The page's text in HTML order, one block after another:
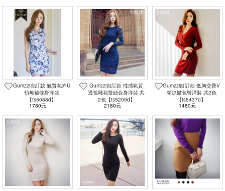
Gumzzi自訂款 氣質花卉U
領無袖修身洋裝
【ts5088d】
1780元
Gumzzi自訂款 性感氣質
透視雕花蕾絲合身洋裝 共
2色【ts5209d】
2180元
Gumzzi自訂款 低胸交疊V
領抓皺包臀洋裝 共2色
【ts5437d】
1480元